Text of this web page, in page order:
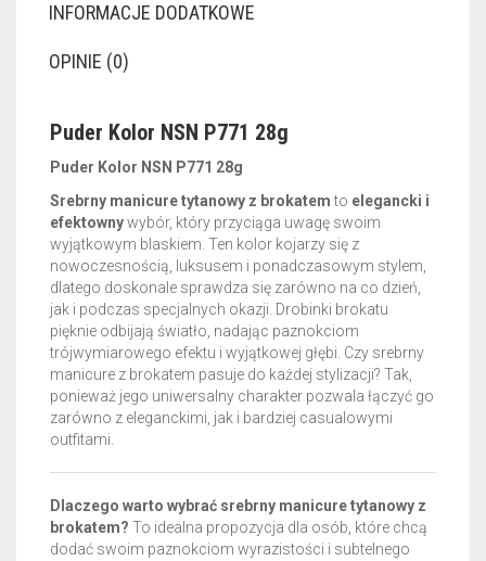
INFORMACJE DODATKOWE
OPINIE (0)
Puder Kolor NSN P771 28g
Puder Kolor NSN P771 28g
Srebrny manicure tytanowy z brokatemto elegancki i
efektownywybór, który przyciąga uwagę swoim
wyjątkowym blaskiem. Ten kolor kojarzy się z
nowoczesnością, luksusem i ponadczasowym stylem,
dlatego doskonale sprawdza się zarówno na co dzień,
jak i podczas specjalnych okazji. Drobinki brokatu
pięknie odbijają światło, nadając paznokciom
trójwymiarowego efektu i wyjątkowej głębi. Czy srebrny
manicure z brokatem pasuje do każdej stylizacji? Tak,
ponieważ jego uniwersalny charakter pozwala łączyć go
zarówno z eleganckimi, jak i bardziej casualowymi
outfitami.
Dlaczego warto wybrać srebrny manicure tytanowy z
brokatem? To idealna propozycja dla osób, które chcą
dodać swoim paznokciom wyrazistości i subtelnego